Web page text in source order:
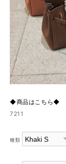
◆商品はこちら◆
7211
種類